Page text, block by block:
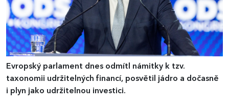
Evropský parlament dnes odmítl námitky k tzv.
taxonomii udržitelných financí, posvětil jádro a dočasně
i plyn jako udržitelnou investici.